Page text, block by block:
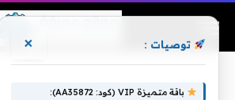
توصيات : ×
باقة متميزة VIP (كود: AA35872):